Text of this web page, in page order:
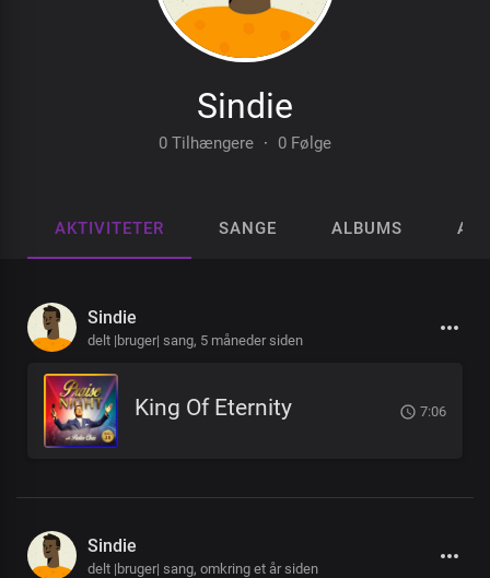
Sindie
0 Tilhængere · 0 Følge
AKTIVITETER SANGE ALBUMS
Sindie
delt |bruger| sang, 5 måneder siden
King Of Eternity 7:06
Sindie
delt |bruger| sang, omkring et år siden